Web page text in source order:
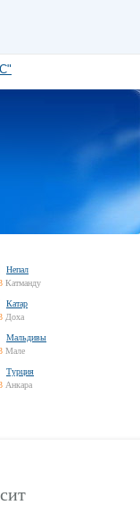
Непал
Катманду
Катар
Доха
Мальдивы
Мале
Турция
Анкара